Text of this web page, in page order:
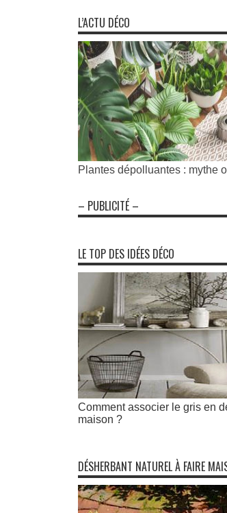
L’ACTU DÉCO
Plantes dépolluantes : mythe
– PUBLICITÉ –
LE TOP DES IDÉES DÉCO
Comment associer le gris en
maison ?
DÉSHERBANT NATUREL À FAIRE